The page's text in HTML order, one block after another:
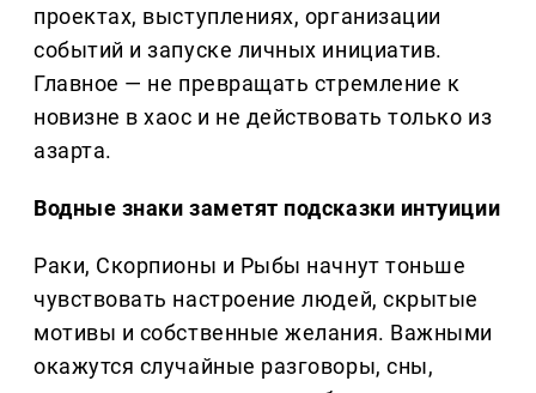
проектах, выступлениях, организации
событий и запуске личных инициатив.
Главное — не превращать стремление к
новизне в хаос и не действовать только из
азарта.
Водные знаки заметят подсказки интуиции
Раки, Скорпионы и Рыбы начнут тоньше
чувствовать настроение людей, скрытые
мотивы и собственные желания. Важными
окажутся случайные разговоры, сны,